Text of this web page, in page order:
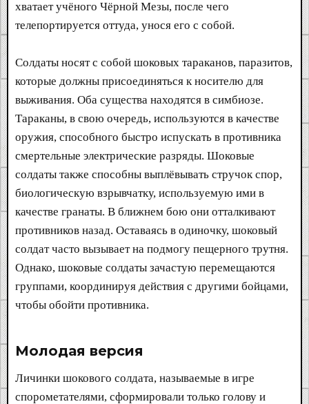
хватает учёного Чёрной Мезы, после чего
телепортируется оттуда, унося его с собой.
Солдаты носят с собой шоковых тараканов, паразитов,
которые должны присоединяться к носителю для
выживания. Оба существа находятся в симбиозе.
Тараканы, в свою очередь, используются в качестве
оружия, способного быстро испускать в противника
смертельные электрические разряды. Шоковые
солдаты также способны выплёвывать стручок спор,
биологическую взрывчатку, используемую ими в
качестве гранаты. В ближнем бою они отталкивают
противников назад. Оставаясь в одиночку, шоковый
солдат часто вызывает на подмогу пещерного трутня.
Однако, шоковые солдаты зачастую перемещаются
группами, координируя действия с другими бойцами,
чтобы обойти противника.
Молодая версия​
Личинки шокового солдата, называемые в игре
спорометателями, сформировали только голову и